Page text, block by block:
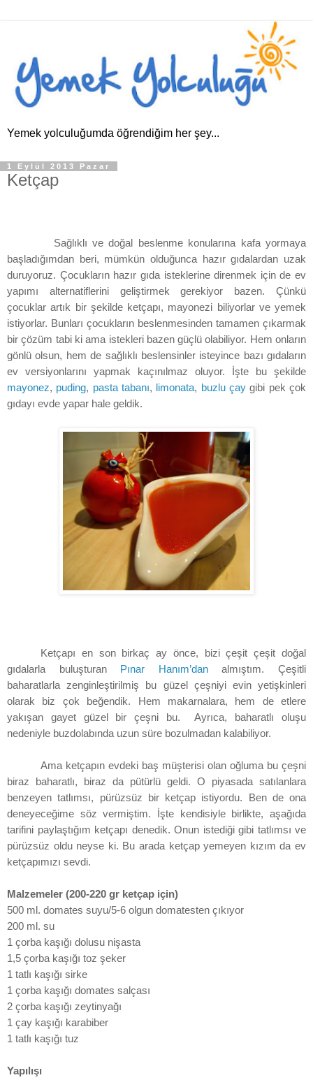
Yemek yolculuğumda öğrendiğim her şey...
1 Eylül 2013 Pazar
Ketçap
Sağlıklı ve doğal beslenme konularına kafa yormaya
başladığımdan beri, mümkün olduğunca hazır gıdalardan uzak
duruyoruz. Çocukların hazır gıda isteklerine direnmek için de ev
yapımı alternatiflerini geliştirmek gerekiyor bazen. Çünkü
çocuklar artık bir şekilde ketçapı, mayonezi biliyorlar ve yemek
istiyorlar. Bunları çocukların beslenmesinden tamamen çıkarmak
bir çözüm tabi ki ama istekleri bazen güçlü olabiliyor. Hem onların
gönlü olsun, hem de sağlıklı beslensinler isteyince bazı gıdaların
ev versiyonlarını yapmak kaçınılmaz oluyor. İşte bu şekilde
mayonez, puding, pasta tabanı, limonata, buzlu çay gibi pek çok
gıdayı evde yapar hale geldik.
Ketçapı en son birkaç ay önce, bizi çeşit çeşit doğal
gıdalarla buluşturan
Pınar Hanım’danalmıştım. Çeşitli
baharatlarla zenginleştirilmiş bu güzel çeşniyi evin yetişkinleri
olarak biz çok beğendik. Hem makarnalara, hem de etlere
yakışan gayet güzel bir çeşni bu.
Ayrıca, baharatlı oluşu
nedeniyle buzdolabında uzun süre bozulmadan kalabiliyor.
Ama ketçapın evdeki baş müşterisi olan oğluma bu çeşni
biraz baharatlı, biraz da pütürlü geldi. O piyasada satılanlara
benzeyen tatlımsı, pürüzsüz bir ketçap istiyordu. Ben de ona
deneyeceğime söz vermiştim. İşte kendisiyle birlikte, aşağıda
tarifini paylaştığım ketçapı denedik. Onun istediği gibi tatlımsı ve
pürüzsüz oldu neyse ki. Bu arada ketçap yemeyen kızım da ev
ketçapımızı sevdi.
Malzemeler (200-220 gr ketçap için)
500 ml. domates suyu/5-6 olgun domatesten çıkıyor
200 ml. su
1 çorba kaşığı dolusu nişasta
1,5 çorba kaşığı toz şeker
1 tatlı kaşığı sirke
1 çorba kaşığı domates salçası
2 çorba kaşığı zeytinyağı
1 çay kaşığı karabiber
1 tatlı kaşığı tuz
Yapılışı